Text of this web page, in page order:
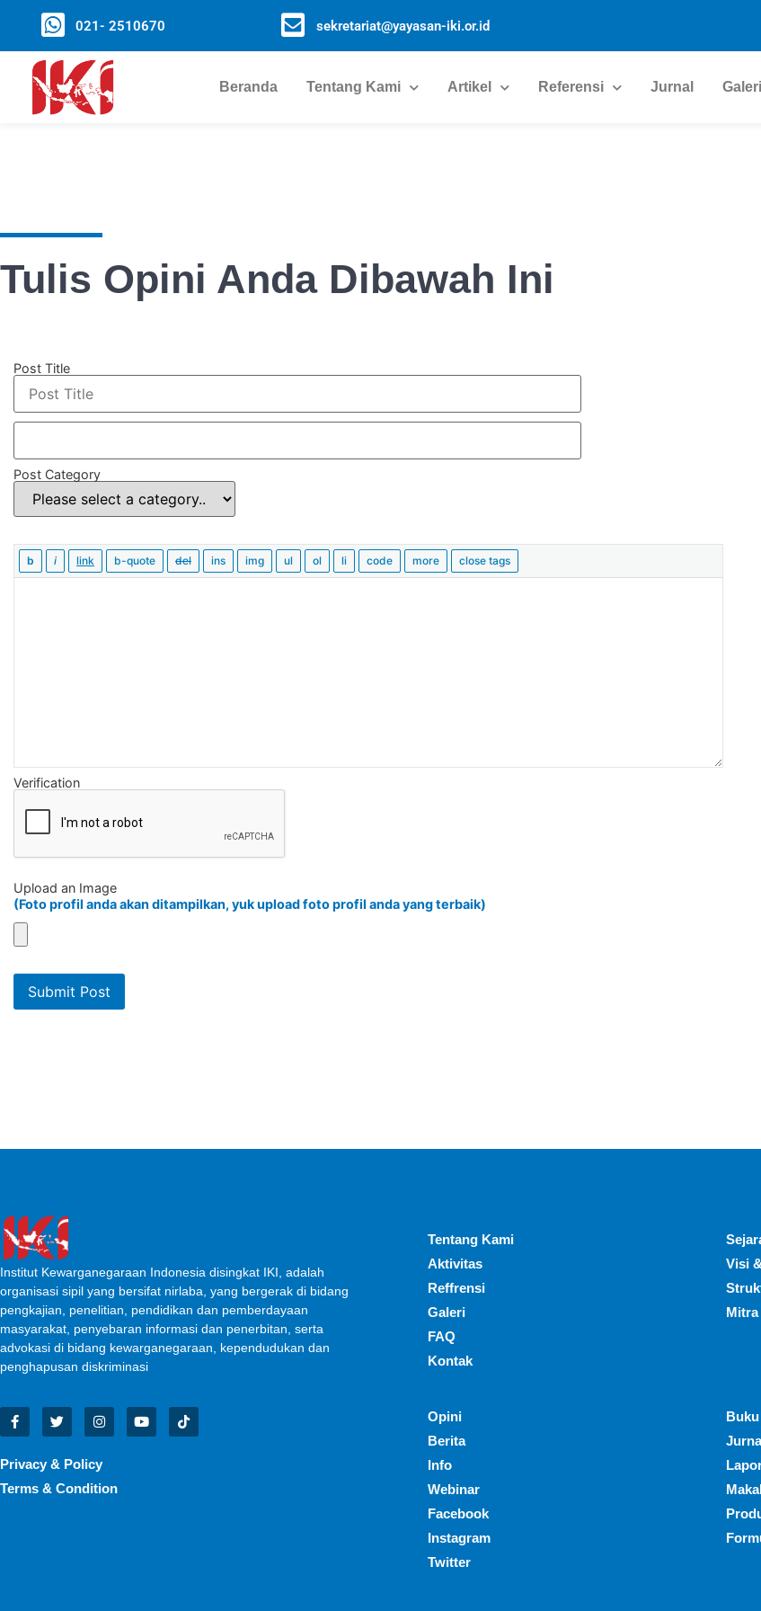
021- 2510670 sekretariat@yayasan-iki.or.id
Beranda Tentang Kami Artikel Referensi Jurnal Galeri
Tulis Opini Anda Dibawah Ini
Post Title
Post Category
Verification
Upload an Image
(Foto profil anda akan ditampilkan, yuk upload foto profil anda yang terbaik)
Institut Kewarganegaraan Indonesia disingkat IKI, adalah
organisasi sipil yang bersifat nirlaba, yang bergerak di bidang
pengkajian, penelitian, pendidikan dan pemberdayaan
masyarakat, penyebaran informasi dan penerbitan, serta
advokasi di bidang kewarganegaraan, kependudukan dan
penghapusan diskriminasi
Privacy & Policy
Terms & Condition
Tentang Kami
Aktivitas
Reffrensi
Galeri
FAQ
Kontak
Visi
Opini
Berita
Info
Webinar
Facebook
Instagram
Twitter
Buku